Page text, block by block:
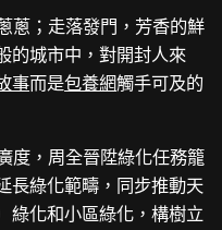
蔥；走落發門，芳香的鮮
的城市中，對開封人來
事而是包養網觸手可及的
度，周全晉陞綠化任務籠
長綠化範疇，同步推動天
綠化和小區綠化，構樹立